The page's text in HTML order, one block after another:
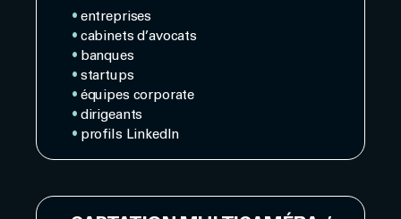
• entreprises
•cabinets d’avocats
•banques
•startups
•équipes corporate
•dirigeants
•profils LinkedIn